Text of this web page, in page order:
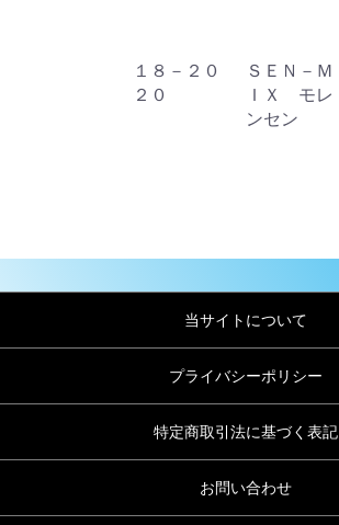
１８－２０
２０
ＳＥＮ－Ｍ
ＩＸ モレ
ンセン
当サイトについて
プライバシーポリシー
特定商取引法に基づく表記
お問い合わせ